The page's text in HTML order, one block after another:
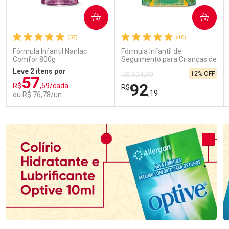
(37)
Fórmula Infantil Nanlac
Comfor 800g
Leve 2 itens por
R$57,59/cada
ou R$ 76,78/un
COMPRAR
(10)
Fórmula Infantil de
Seguimento para Crianças de
Primeira Infância Nestonutri
2 Unidades de 800g cada
R$ 104,99
R$92,19
12% OFF
COMPRAR
Laboratório
Por Menos